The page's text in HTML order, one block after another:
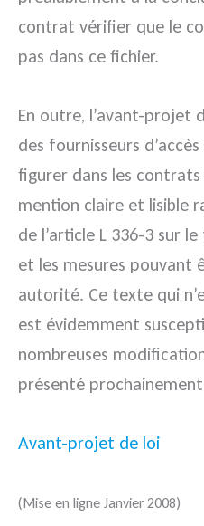
contrat vérifier que le
pas dans ce fichier.
En outre, l’avant-projet
des fournisseurs
figurer dans les contrats
mention claire et lisible
de l’article L 336-3 sur
et les mesures pouvant
autorité. Ce texte qui
est évidemment
nombreuses
présenté
Avant-projet de loi
(Mise en ligne Janvier 2008)